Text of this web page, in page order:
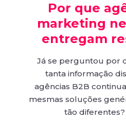
Por que
marketing
entregam
Já se perguntou por
tanta informação
agências B2B
mesmas soluções
tão diferentes?